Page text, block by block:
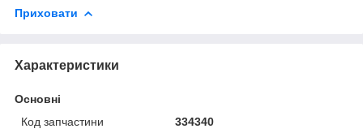
Приховати
Характеристики
Основні
Код запчастини
334340